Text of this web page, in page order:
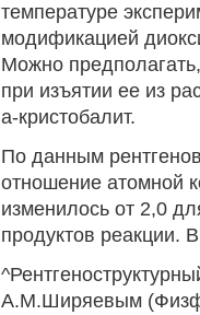
температуре
модификацией
Можно
при изъятии ее из
а-кристобалит.
По данным
отношение атомной
изменилось от 2,0
продуктов реакции.
А.М.Ширяевым